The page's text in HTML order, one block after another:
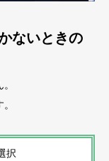
ないときの
択